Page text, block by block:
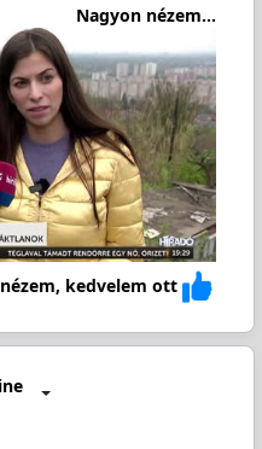
Nagyon nézem...
kedvelem ott